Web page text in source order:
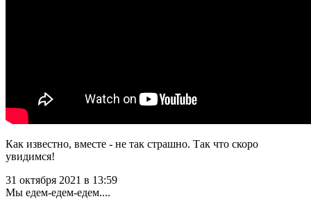
Как известно, вместе - не так страшно. Так что скоро
увидимся!
31 октября 2021 в 13:59
Мы едем-едем-едем....